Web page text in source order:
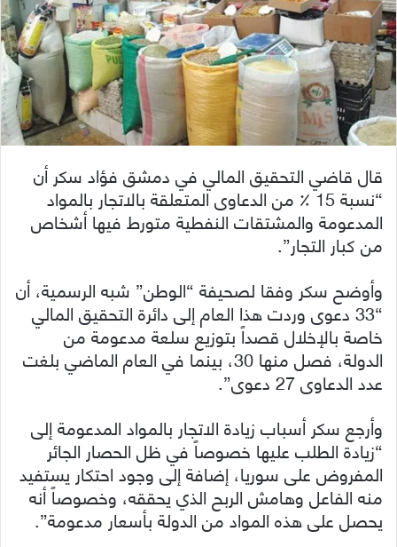
قال قاضي التحقيق المالي في دمشق فؤاد سكر أن
“نسبة 15 ٪ من الدعاوى المتعلقة بالاتجار بالمواد
المدعومة والمشتقات النفطية متورط فيها أشخاص
من كبار التجار”.
وأوضح سكر وفقا لصحيفة “الوطن” شبه الرسمية، أن
“33 دعوى وردت هذا العام إلى دائرة التحقيق المالي
خاصة بالإخلال قصداً بتوزيع سلعة مدعومة من
الدولة، فصل منها 30، بينما في العام الماضي بلغت
عدد الدعاوى 27 دعوى”.
وأرجع سكر أسباب زيادة الاتجار بالمواد المدعومة إلى
“زيادة الطلب عليها خصوصاً في ظل الحصار الجائر
المفروض على سوريا، إضافة إلى وجود احتكار يستفيد
منه الفاعل وهامش الربح الذي يحققه، وخصوصاً أنه
يحصل على هذه المواد من الدولة بأسعار مدعومة”.